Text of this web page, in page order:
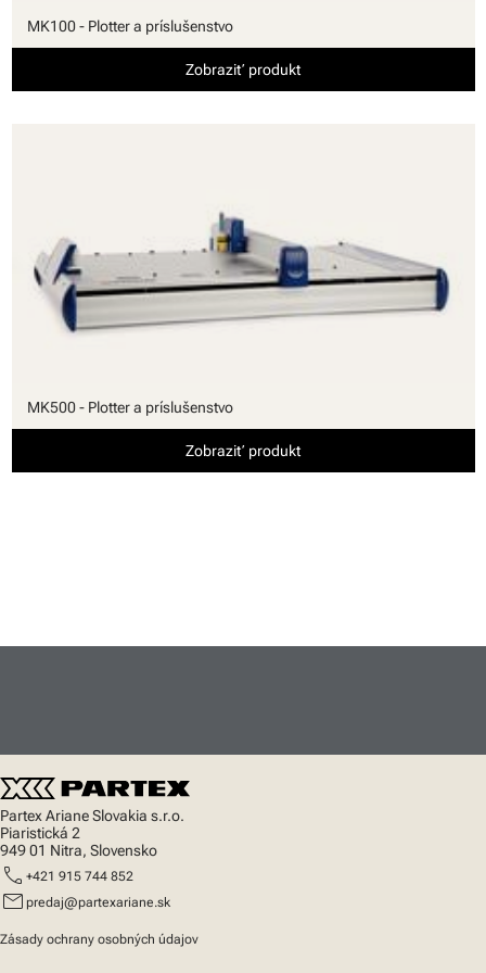
MK100 - Plotter a príslušenstvo
Zobraziť produkt
MK500 - Plotter a príslušenstvo
Zobraziť produkt
Partex Ariane Slovakia s.r.o.
Piaristická 2
949 01 Nitra, Slovensko
call +421 915 744 852
mail predaj@partexariane.sk
Zásady ochrany osobných údajov